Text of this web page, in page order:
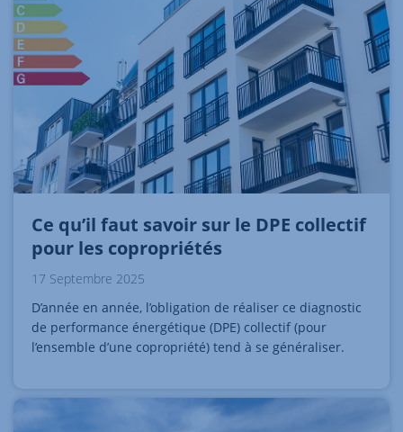
Ce qu’il faut savoir sur le DPE collectif
pour les copropriétés
17 Septembre 2025
D’année en année, l’obligation de réaliser ce diagnostic
de performance énergétique (DPE) collectif (pour
l’ensemble d’une copropriété) tend à se généraliser.